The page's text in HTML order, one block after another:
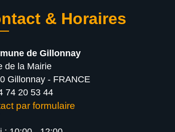
& Horaires
de Gillonnay
de la Mairie
Gillonnay - FRANCE
74 20 53 44
par formulaire